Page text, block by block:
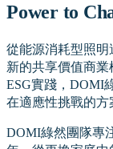
Power to
從能源消耗型照明
新的共享價值商
ESG實踐，DOMI
在適應性挑戰的方
DOMI綠然團隊專